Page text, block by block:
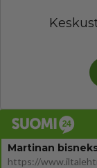
Martinan